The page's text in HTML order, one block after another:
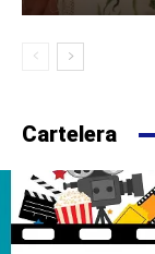
Cartelera